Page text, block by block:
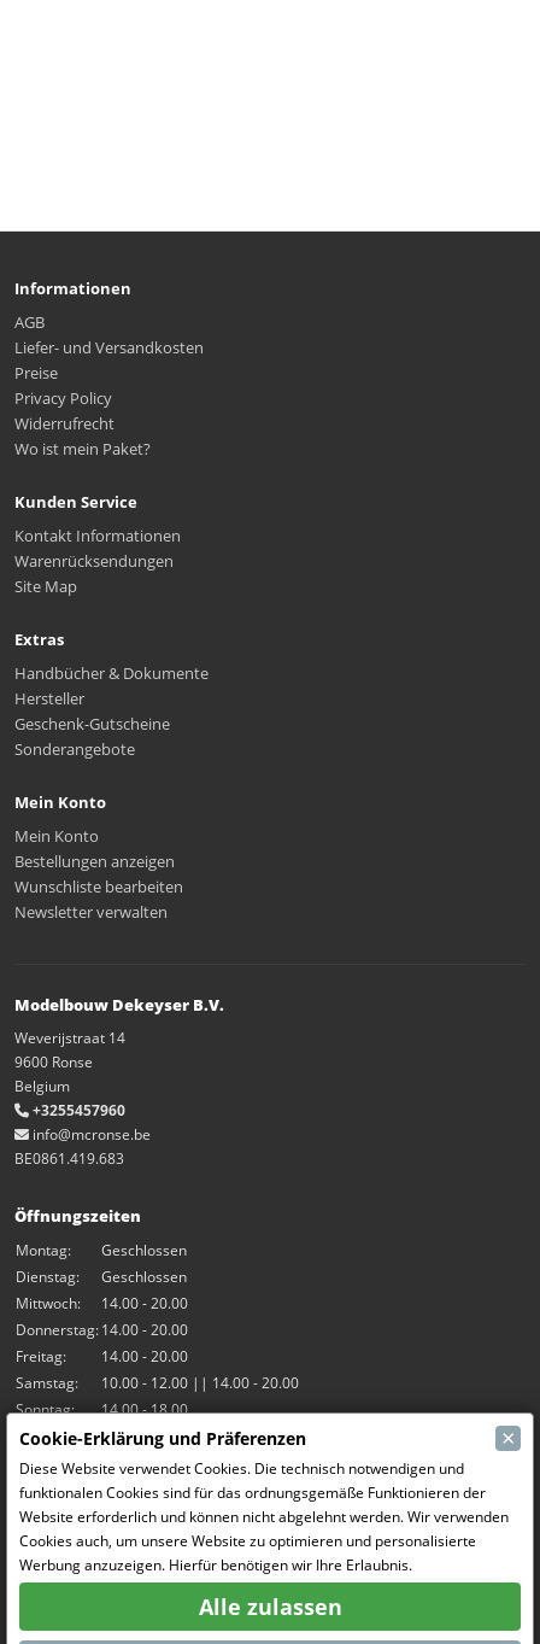
Informationen
AGB
Liefer- und Versandkosten
Preise
Privacy Policy
Widerrufrecht
Wo ist mein Paket?
Kunden Service
Kontakt Informationen
Warenrücksendungen
Site Map
Extras
Handbücher & Dokumente
Hersteller
Geschenk-Gutscheine
Sonderangebote
Mein Konto
Mein Konto
Bestellungen anzeigen
Wunschliste bearbeiten
Newsletter verwalten
Modelbouw Dekeyser B.V.
Weverijstraat 14
9600 Ronse
Belgium
+3255457960
info@mcronse.be
BE0861.419.683
Öffnungszeiten
Montag:
Geschlossen
Dienstag:
Geschlossen
Mittwoch:
14.00 - 20.00
Donnerstag:14.00 - 20.00
Freitag:
14.00 - 20.00
Samstag:
10.00 - 12.00 || 14.00 - 20.00
Sonntag:
14.00 - 18.00
Unsere Aktivitäten
Indoor-Halle Hangar7
RC-Drift
RC Bangers
Fun and Friends
Soziale Medien
Cookie-Erklärung und Präferenzen ×
Diese Website verwendet Cookies. Die technisch notwendigen und
funktionalen Cookies sind für das ordnungsgemäße Funktionieren der
Website erforderlich und können nicht abgelehnt werden. Wir verwenden
Cookies auch, um unsere Website zu optimieren und personalisierte
Werbung anzuzeigen. Hierfür benötigen wir Ihre Erlaubnis.
Alle zulassen